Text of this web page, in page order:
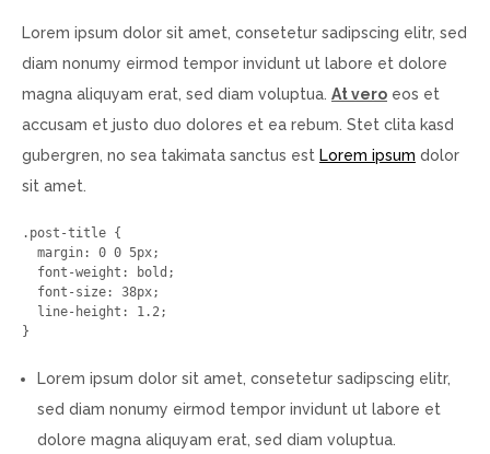
Lorem ipsum dolor sit amet, consetetur sadipscing elitr, sed
diam nonumy eirmod tempor invidunt ut labore et dolore
magna aliquyam erat, sed diam voluptua. At vero eos et
accusam et justo duo dolores et ea rebum. Stet clita kasd
gubergren, no sea takimata sanctus est Lorem ipsum dolor
sit amet.
.post-title {
  margin: 0 0 5px;
  font-weight: bold;
  font-size: 38px;
  line-height: 1.2;
}
Lorem ipsum dolor sit amet, consetetur sadipscing elitr,
sed diam nonumy eirmod tempor invidunt ut labore et
dolore magna aliquyam erat, sed diam voluptua.